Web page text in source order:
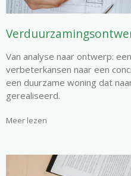
Van analyse naar ontwerp:
verbeterkansen naar een
een duurzame woning dat
gerealiseerd.
Meer lezen